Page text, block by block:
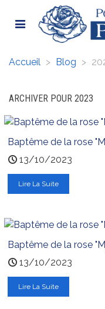
Accueil > Blog >
ARCHIVER POUR 2023
Baptême de la rose
13/10/2023
Lire La Suite
Baptême de la rose
13/10/2023
Lire La Suite